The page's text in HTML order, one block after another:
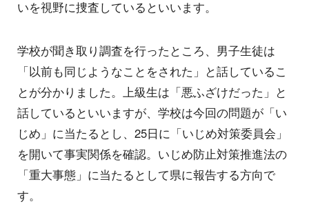
いを視野に捜査しているといいます。
学校が聞き取り調査を行ったところ、男子生徒は
「以前も同じようなことをされた」と話しているこ
とが分かりました。上級生は「悪ふざけだった」と
話しているといいますが、学校は今回の問題が「い
じめ」に当たるとし、25日に「いじめ対策委員会」
を開いて事実関係を確認。いじめ防止対策推進法の
「重大事態」に当たるとして県に報告する方向で
す。